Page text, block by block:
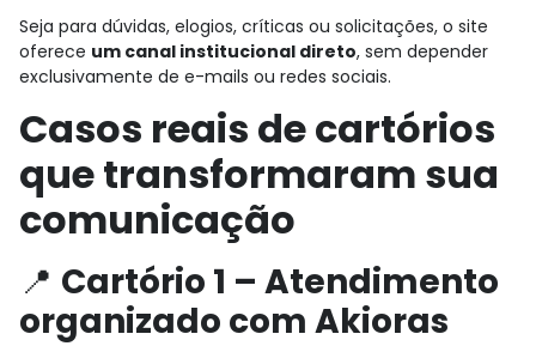
Seja para dúvidas, elogios, críticas ou solicitações, o site
oferece um canal institucional direto, sem depender
exclusivamente de e-mails ou redes sociais.
Casos reais de cartórios
que transformaram sua
comunicação
📍 Cartório 1 – Atendimento
organizado com Akioras